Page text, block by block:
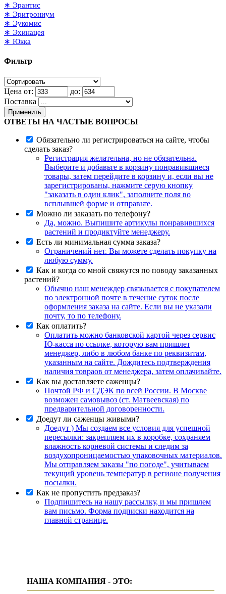
∗ Эрантис
∗ Эритрониум
∗ Эукомис
∗ Эхинацея
∗ Юкка
Фильтр
Цена от:
до:
Поставка
Применить
ОТВЕТЫ НА ЧАСТЫЕ ВОПРОСЫ
Обязательно ли регистрироваться на сайте, чтобы
сделать заказ?
Регистрация желательна, но не обязательна.
Выберите и добавьте в корзину понравившиеся
товары, затем перейдите в корзину и, если вы не
зарегистрированы, нажмите серую кнопку
"заказать в один клик", заполните поля во
всплывшей форме и отправьте.
Можно ли заказать по телефону?
Да, можно. Выпишите артикулы понравившихся
растений и продиктуйте менеджеру.
Есть ли минимальная сумма заказа?
Ограничений нет. Вы можете сделать покупку на
любую сумму.
Как и когда со мной свяжутся по поводу заказанных
растений?
Обычно наш менеждер связывается с покупателем
по электронной почте в течение суток после
оформления заказа на сайте. Если вы не указали
почту, то по телефону.
Как оплатить?
Оплатить можно банковской картой через сервис
Ю-касса по ссылке, которую вам пришлет
менеджер, либо в любом банке по реквизитам,
указанным на сайте. Дождитесь подтверждения
наличия товраов от менеджера, затем оплачивайте.
Как вы доставляете саженцы?
Почтой РФ и СДЭК по всей России. В Москве
возможен самовывоз (ст. Матвеевская) по
предварительной договоренности.
Доедут ли саженцы живыми?
Доедут ) Мы создаем все условия для успешной
пересылки: закрепляем их в коробке, сохраняем
влажность корневой системы и следим за
воздухопроницаемостью упаковочных материалов.
Мы отправляем заказы "по погоде", учитываем
текущий уровень температур в регионе получения
посылки.
Как не пропустить предзаказ?
Подпишитесь на нашу рассылку, и мы пришлем
вам письмо. Форма подписки находится на
главной странице.
НАША КОМПАНИЯ - ЭТО: